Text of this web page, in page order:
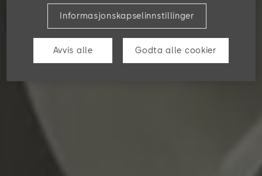
Informasjonskapselinnstillinger
Avvis alle Godta alle cookier